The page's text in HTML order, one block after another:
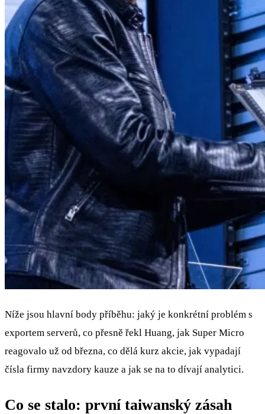
Níže jsou hlavní body příběhu: jaký je konkrétní problém s
exportem serverů, co přesně řekl Huang, jak Super Micro
reagovalo už od března, co dělá kurz akcie, jak vypadají
čísla firmy navzdory kauze a jak se na to dívají analytici.
Co se stalo: první taiwanský zásah